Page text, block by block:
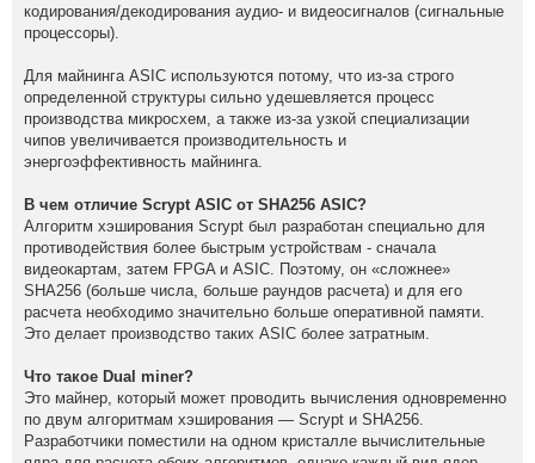
кодирования/декодирования аудио- и видеосигналов (сигнальные
процессоры).
Для майнинга ASIC используются потому, что из-за строго
определенной структуры сильно удешевляется процесс
производства микросхем, а также из-за узкой специализации
чипов увеличивается производительность и
энергоэффективность майнинга.
В чем отличие Scrypt ASIC от SHA256 ASIC?
Алгоритм хэширования Scrypt был разработан специально для
противодействия более быстрым устройствам - сначала
видеокартам, затем FPGA и ASIC. Поэтому, он «сложнее»
SHA256 (больше числа, больше раундов расчета) и для его
расчета необходимо значительно больше оперативной памяти.
Это делает производство таких ASIC более затратным.
Что такое Dual miner?
Это майнер, который может проводить вычисления одновременно
по двум алгоритмам хэширования — Scrypt и SHA256.
Разработчики поместили на одном кристалле вычислительные